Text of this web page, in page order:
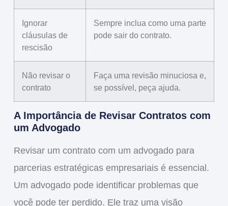
Ignorar
cláusulas de
rescisão
Sempre inclua como uma parte
pode sair do contrato.
Não revisar o
contrato
Faça uma revisão minuciosa e,
se possível, peça ajuda.
A Importância de Revisar Contratos com
um Advogado
Revisar um contrato com um advogado para
parcerias estratégicas empresariaisé essencial.
Um advogado pode identificar problemas que
você pode ter perdido. Ele traz uma visão